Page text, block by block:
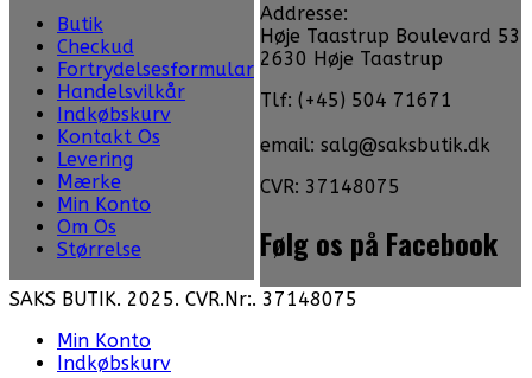
Butik
Checkud
Fortrydelsesformular
Handelsvilkår
Indkøbskurv
Kontakt Os
Levering
Mærke
Min Konto
Om Os
Størrelse
Addresse:
Høje Taastrup Boulevard 53
2630 Høje Taastrup
Tlf: (+45) 504 71671
email: salg@saksbutik.dk
CVR: 37148075
Følg os på Facebook
SAKS BUTIK. 2025. CVR.Nr:. 37148075
Min Konto
Indkøbskurv